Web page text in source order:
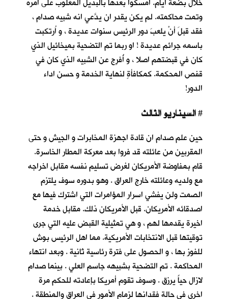
وتمت محاكمته. لم يكن يقدر ان يدَّعي انه شبيه صدام ،
فقد قبلَ أنْ يلعبَ دور الرئيس سنوات عديدة ، و اُرتكبت
باسمه جرائم عديدة ! او ربما تم التضحية بميخائيل الذي
كان في قبضتهم اصلا ، و أُفرِج عن الشبيه الذي كان في
قفص المحكمة. كمكافأةٍ لنهاية الخدمة و حسن اداء
الدور!
#
حين علم صدام ان قادة اجهزة المخابرات و الجيش و حتى
المقربين من عائلته قد فروا بعد معركة المطار الخاسرة.
قام بمفاوضة الأمريكان لغرض تسليم نفسه مقابل اخراجه
مع ولديه وعائلته خارج العراق . وهو بدوره سوف يلتزم
الصمت ولن يفشي اسرار المؤامرات التي اشترك فيها مع
اصدقائه الأمريكان. قبل الأمريكان ذلك. مقابل خدمة
اخيرة يقدمها لهم ، و هي تمثيلية القبض عليه التي جرى
توقيتها قبل الانتخابات الأمريكية. مما اهل الرئيس بوش
للفوز بها ، و الحصول على فترة رئاسية ثانية . وبعد انتهاء
المحاكمة . تم التضحية بشبيهه جاسم العلي . بينما صدام
لازال حياً يرزق . وسوف تقوم أمريكا بإعادته للحكم مرة
اخرى في حالة فقدانها لزمام الأمور في العراق والمنطقة .